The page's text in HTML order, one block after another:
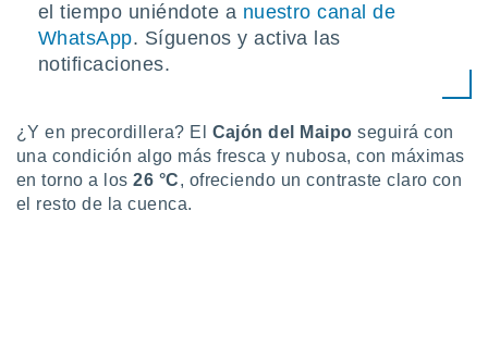
en
de
el tiempo uniéndote a nuestro canal de
WhatsApp. Síguenos y activa las
notificaciones.
¿Y en precordillera? El Cajón del Maipo seguirá con
una condición algo más fresca y nubosa, con máximas
en torno a los26 °C, ofreciendo un contraste claro con
el resto de la cuenca.